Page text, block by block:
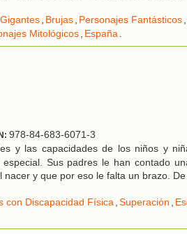
Gigantes, Brujas, Personajes Fantásticos,
Mitológicos, España.
978-84-683-6071-3
y las capacidades de los niños y
Sus padres le han contado
y que por eso le falta un brazo.
con Discapacidad Física,Superación ,